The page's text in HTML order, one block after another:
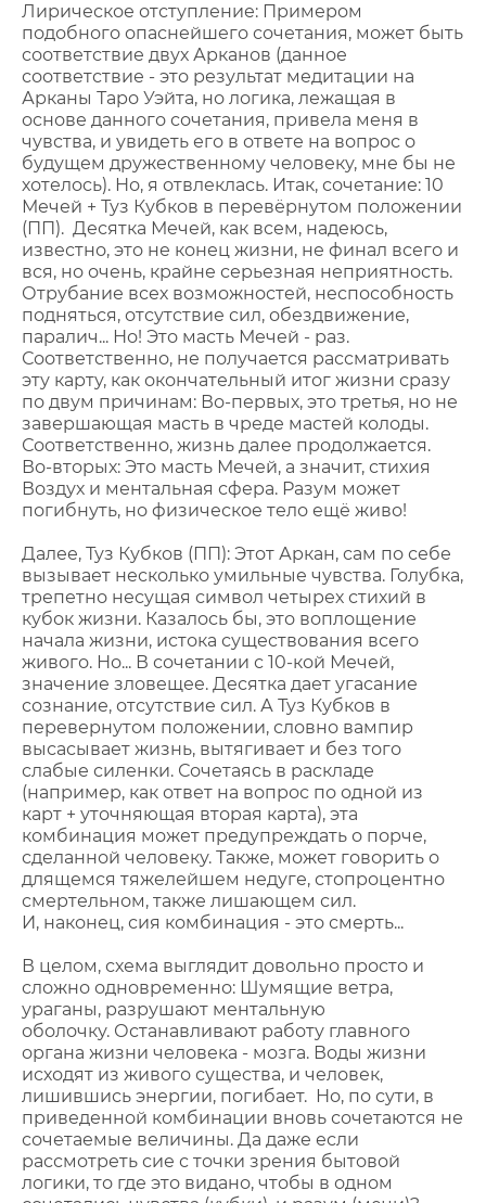
Лирическое отступление: Примером
подобного опаснейшего сочетания, может быть
соответствие двух Арканов (данное
соответствие - это результат медитации на
Арканы Таро Уэйта, но логика, лежащая в
основе данного сочетания, привела меня в
чувства, и увидеть его в ответе на вопрос о
будущем дружественному человеку, мне бы не
хотелось). Но, я отвлеклась. Итак, сочетание: 10
Мечей + Туз Кубков в перевёрнутом положении
(ПП). Десятка Мечей, как всем, надеюсь,
известно, это не конец жизни, не финал всего и
вся, но очень, крайне серьезная неприятность.
Отрубание всех возможностей, неспособность
подняться, отсутствие сил, обездвижение,
паралич... Но! Это масть Мечей - раз.
Соответственно, не получается рассматривать
эту карту, как окончательный итог жизни сразу
по двум причинам: Во-первых, это третья, но не
завершающая масть в чреде мастей колоды.
Соответственно, жизнь далее продолжается.
Во-вторых: Это масть Мечей, а значит, стихия
Воздух и ментальная сфера. Разум может
погибнуть, но физическое тело ещё живо!
Далее, Туз Кубков (ПП): Этот Аркан, сам по себе
вызывает несколько умильные чувства. Голубка,
трепетно несущая символ четырех стихий в
кубок жизни. Казалось бы, это воплощение
начала жизни, истока существования всего
живого. Но... В сочетании с 10-кой Мечей,
значение зловещее. Десятка дает угасание
сознание, отсутствие сил. А Туз Кубков в
перевернутом положении, словно вампир
высасывает жизнь, вытягивает и без того
слабые силенки. Сочетаясь в раскладе
(например, как ответ на вопрос по одной из
карт + уточняющая вторая карта), эта
комбинация может предупреждать о порче,
сделанной человеку. Также, может говорить о
длящемся тяжелейшем недуге, стопроцентно
смертельном, также лишающем сил.
И, наконец, сия комбинация - это смерть...
В целом, схема выглядит довольно просто и
сложно одновременно: Шумящие ветра,
ураганы, разрушают ментальную
оболочку. Останавливают работу главного
органа жизни человека - мозга. Воды жизни
исходят из живого существа, и человек,
лишившись энергии, погибает. Но, по сути, в
приведенной комбинации вновь сочетаются не
сочетаемые величины. Да даже если
рассмотреть сие с точки зрения бытовой
логики, то где это видано, чтобы в одном